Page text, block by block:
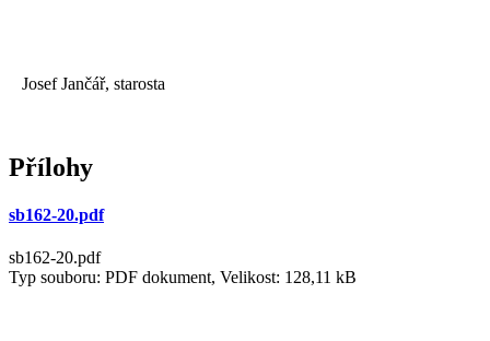
Josef Jančář, starosta
Přílohy
sb162-20.pdf
sb162-20.pdf
Typ souboru: PDF dokument, Velikost: 128,11 kB